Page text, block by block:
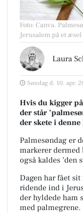
Foto: Canva.
Jerusalem på et
Laura
Søndag d. 10. apr.
Hvis du kigger
der står
der skete i
Palmesøndag er
markerer dermed
også kaldes ’den
Dagen har fået
ridende ind i
der hyldede ham
med palmegrene.